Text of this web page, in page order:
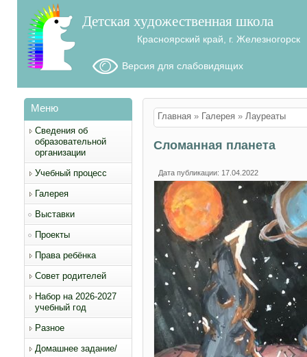
Детская художественная школа
Красноярский край, г. Железногорск
Версия для слабовидящих
Меню
Сведения об
образовательной
организации
Учебный процесс
Галерея
Выставки
Проекты
Права ребёнка
Совет родителей
Набор на 2026-2027
учебный год
Разное
Домашнее задание/
Вы здесь
Главная » Галерея » Лауреаты
Сломанная планета
Дата публикации: 17.04.2022